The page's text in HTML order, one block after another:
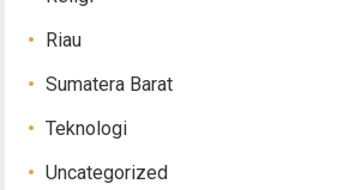
Riau
Sumatera Barat
Teknologi
Uncategorized